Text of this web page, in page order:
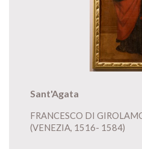
Sant'Agata
FRANCESCO DI
(VENEZIA, 1516- 1584)